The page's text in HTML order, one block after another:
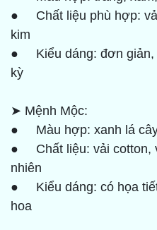
● Chất liệu phù hợp:
kim
● Kiểu dáng: đơn giản,
kỳ
➤ Mệnh Mộc:
● Màu hợp: xanh lá
● Chất liệu: vải cotton,
nhiên
● Kiểu dáng: có họa
hoa